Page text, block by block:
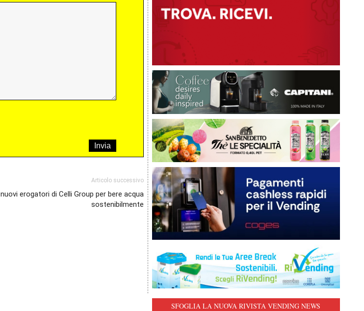
Articolo successivo
I nuovi erogatori di Celli Group per bere acqua
sostenibilmente
SFOGLIA LA NUOVA RIVISTA VENDING NEWS